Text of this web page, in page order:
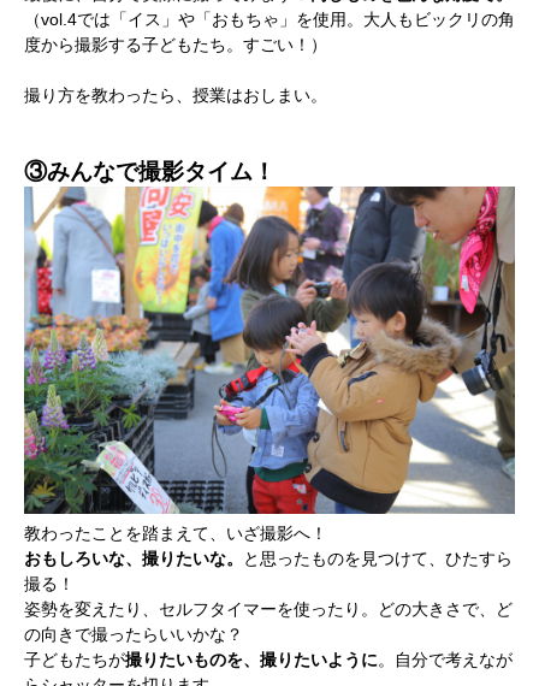
かかみがはら暮らし委員会とは？
（vol.4では「イス」や「おもちゃ」を使用。大人もビックリの角
度から撮影する子どもたち。すごい！）
撮り方を教わったら、授業はおしまい。
③みんなで撮影タイム！
教わったことを踏まえて、いざ撮影へ！
おもしろいな、撮りたいな。
と思ったものを見つけて、ひたすら
撮る！
姿勢を変えたり、セルフタイマーを使ったり。どの大きさで、ど
の向きで撮ったらいいかな？
子どもたちが撮りたいものを、撮りたいように。自分で考えなが